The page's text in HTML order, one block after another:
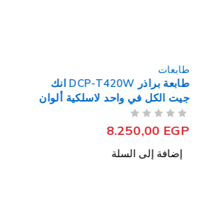
طابعات
طابعة براذر DCP-T420W انك
جيت الكل في واحد لاسلكية ألوان
(طباعة - نسخ - مسح ضوئي)
8.250,00 EGP
إضافة إلى السلة